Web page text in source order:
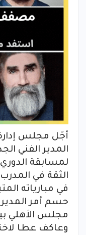
أجّل مجلس
المدير الفني
لمسابقة
الثقة في
في مبارياته
حسم أمر المدير
مجلس الأهلي
وعاكف عطا